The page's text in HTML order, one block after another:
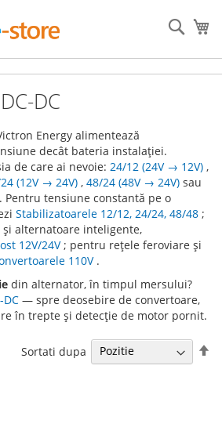
DC
Energy alimentează
decât bateria instalației.
de care ai nevoie: 24/12 (24V → 12V) ,
(12V → 24V) , 48/24 (48V → 24V) sau
. Pentru tensiune constantă pe o
Stabilizatoarele 12/12, 24/24, 48/48 ;
alternatoare inteligente,
12V/24V ; pentru rețele feroviare și
110V .
din alternator, în timpul mersului?
— spre deosebire de convertoare,
în trepte și detecție de motor pornit.
Sortati dupa